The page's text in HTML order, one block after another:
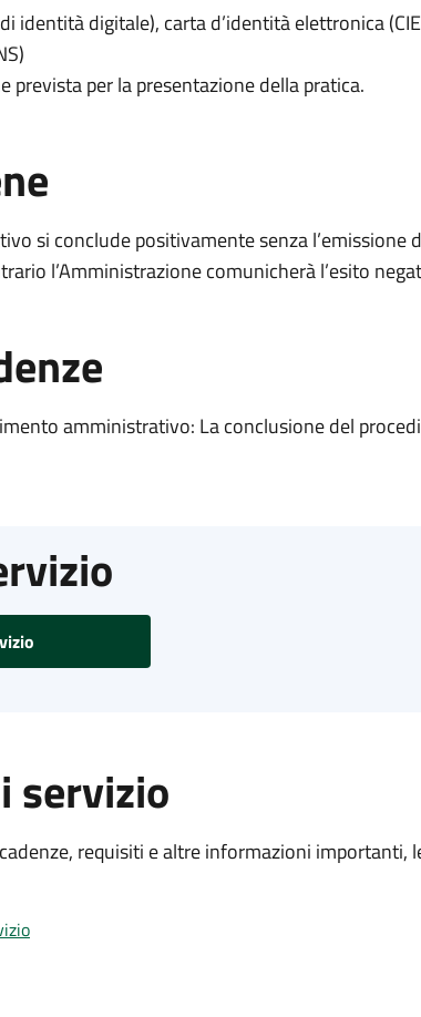
identità digitale), carta d’identità elettronica
per la presentazione della pratica.
si conclude positivamente senza l’emissione
l’Amministrazione comunicherà l’esito
amministrativo: La conclusione del
servizio
requisiti e altre informazioni importanti,